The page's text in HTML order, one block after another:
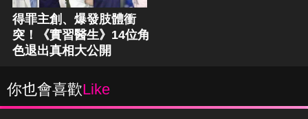
得罪主創、爆發肢體衝
突！《實習醫生》14位角
色退出真相大公開
你也會喜歡Like